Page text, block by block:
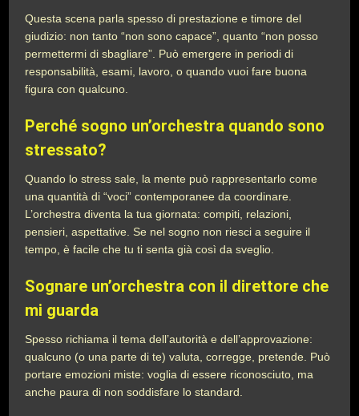
Questa scena parla spesso di prestazione e timore del
giudizio: non tanto “non sono capace”, quanto “non posso
permettermi di sbagliare”. Può emergere in periodi di
responsabilità, esami, lavoro, o quando vuoi fare buona
figura con qualcuno.
Perché sogno un’orchestra quando sono
stressato?
Quando lo stress sale, la mente può rappresentarlo come
una quantità di “voci” contemporanee da coordinare.
L’orchestra diventa la tua giornata: compiti, relazioni,
pensieri, aspettative. Se nel sogno non riesci a seguire il
tempo, è facile che tu ti senta già così da sveglio.
Sognare un’orchestra con il direttore che
mi guarda
Spesso richiama il tema dell’autorità e dell’approvazione:
qualcuno (o una parte di te) valuta, corregge, pretende. Può
portare emozioni miste: voglia di essere riconosciuto, ma
anche paura di non soddisfare lo standard.